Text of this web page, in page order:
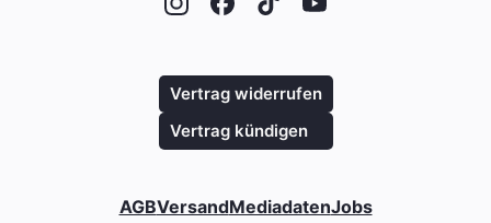
AGBVersandMediadatenJobs
Vertrag widerrufen
Vertrag kündigen